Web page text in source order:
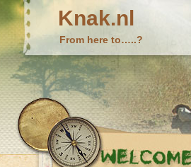
Knak.nl
From here to…..?